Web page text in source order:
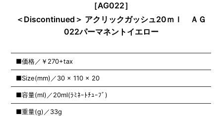
［AG022］
＜Discontinued＞ アクリックガッシュ20ｍｌ ＡＧ
022パーマネントイエロー
■価格／￥270+tax
■Size(mm)／30 x 110 x 20
■容量(ml)／20ml(ﾗﾐﾈｰﾄﾁｭｰﾌﾞ)
■重量(g)／33g